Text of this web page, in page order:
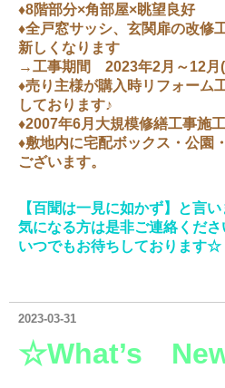
♦8階部分×角部屋×眺望良好
♦全戸窓サッシ、玄関扉の改修
新しくなります
→工事期間 2023年2月～12月
♦売り主様が購入時リフォーム
しております♪
♦2007年6月大規模修繕工事施
♦敷地内に宅配ボックス・公園
ございます。
【百聞は一見に如かず】と言
気になる方は是非ご連絡くださ
いつでもお待ちしております☆
2023-03-31
☆What’s